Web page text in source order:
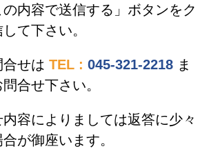
内容で送信する」ボタンをク
て下さい。
せは TEL : 045-321-2218 ま
合せ下さい。
容によりましては返答に少々
が御座います。